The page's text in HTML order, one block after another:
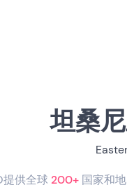
坦桑
提供全球 200+ 国家和